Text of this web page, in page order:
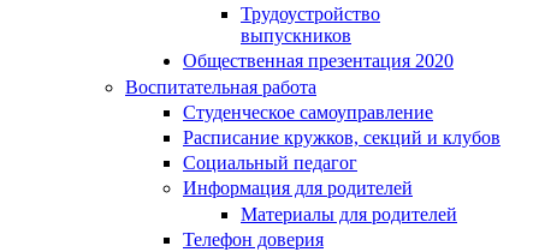
Трудоустройство
выпускников
Общественная презентация 2020
Воспитательная работа
Студенческое самоуправление
Расписание кружков, секций и клубов
Социальный педагог
Информация для родителей
Материалы для родителей
Телефон доверия